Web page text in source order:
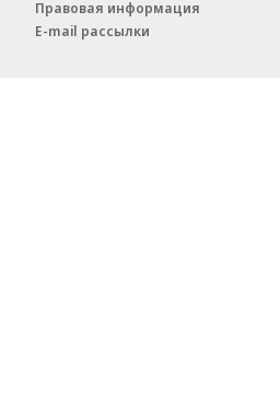
Правовая информация
E-mail рассылки